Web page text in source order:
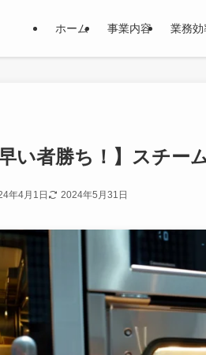
ホーム 事業内容 業務
早い者勝ち！】スチ
年4月1日 2024年5月31日